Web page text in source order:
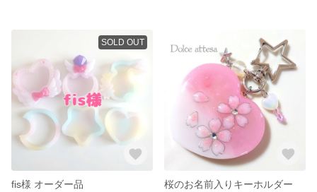
SOLD OUT
fis様 オーダー品
桜のお名前入りキーホルダー